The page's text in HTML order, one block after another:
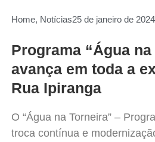
Home, Notícias25 de janeiro de 2024
Programa “Água na
avança em toda a
Rua Ipiranga
O “Água na Torneira” –
troca contínua e